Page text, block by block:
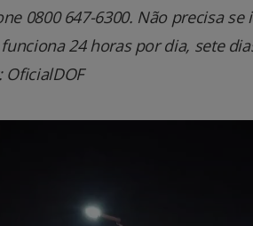
0800 647-6300. Não precisa se
24 horas por dia, sete
OficialDOF